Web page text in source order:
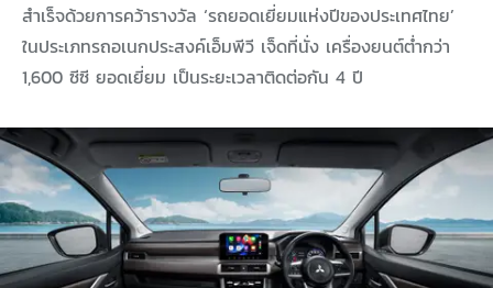
สำเร็จด้วยการคว้ารางวัล ‘รถยอดเยี่ยมแห่งปีของประเทศไทย’
ในประเภทรถอเนกประสงค์เอ็มพีวี เจ็ดที่นั่ง เครื่องยนต์ต่ำกว่า
1,600 ซีซี ยอดเยี่ยม เป็นระยะเวลาติดต่อกัน 4 ปี